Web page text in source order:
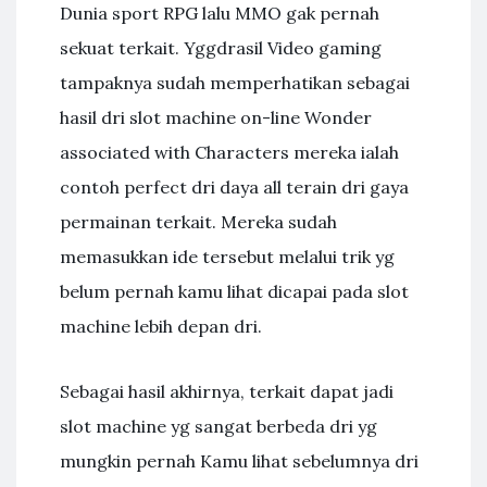
Dunia sport RPG lalu MMO gak pernah
sekuat terkait. Yggdrasil Video gaming
tampaknya sudah memperhatikan sebagai
hasil dri slot machine on-line Wonder
associated with Characters mereka ialah
contoh perfect dri daya all terain dri gaya
permainan terkait. Mereka sudah
memasukkan ide tersebut melalui trik yg
belum pernah kamu lihat dicapai pada slot
machine lebih depan dri.
Sebagai hasil akhirnya, terkait dapat jadi
slot machine yg sangat berbeda dri yg
mungkin pernah Kamu lihat sebelumnya dri